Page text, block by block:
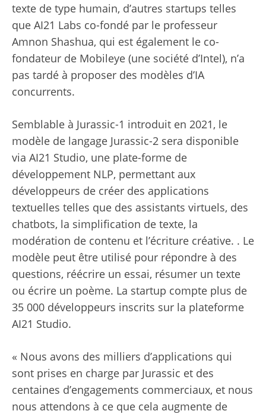
texte de type humain, d’autres startups telles
que AI21 Labs co-fondé par le professeur
Amnon Shashua, qui est également le co-
fondateur de Mobileye (une société d’Intel), n’a
pas tardé à proposer des modèles d’IA
concurrents.
Semblable à Jurassic-1 introduit en 2021, le
modèle de langage Jurassic-2 sera disponible
via AI21 Studio, une plate-forme de
développement NLP, permettant aux
développeurs de créer des applications
textuelles telles que des assistants virtuels, des
chatbots, la simplification de texte, la
modération de contenu et l’écriture créative. . Le
modèle peut être utilisé pour répondre à des
questions, réécrire un essai, résumer un texte
ou écrire un poème. La startup compte plus de
35 000 développeurs inscrits sur la plateforme
AI21 Studio.
« Nous avons des milliers d’applications qui
sont prises en charge par Jurassic et des
centaines d’engagements commerciaux, et nous
nous attendons à ce que cela augmente de